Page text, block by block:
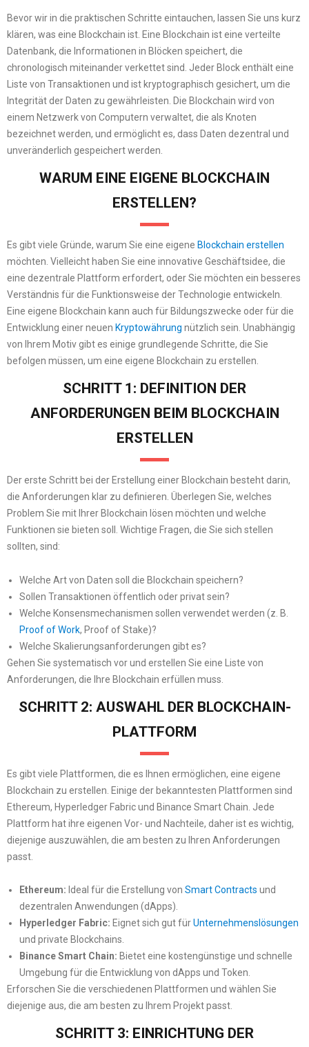
Bevor wir in die praktischen Schritte eintauchen, lassen Sie uns kurz
klären, was eine Blockchain ist. Eine Blockchain ist eine verteilte
Datenbank, die Informationen in Blöcken speichert, die
chronologisch miteinander verkettet sind. Jeder Block enthält eine
Liste von Transaktionen und ist kryptographisch gesichert, um die
Integrität der Daten zu gewährleisten. Die Blockchain wird von
einem Netzwerk von Computern verwaltet, die als Knoten
bezeichnet werden, und ermöglicht es, dass Daten dezentral und
unveränderlich gespeichert werden.
WARUM EINE EIGENE BLOCKCHAIN
ERSTELLEN?
Es gibt viele Gründe, warum Sie eine eigene Blockchain erstellen
möchten. Vielleicht haben Sie eine innovative Geschäftsidee, die
eine dezentrale Plattform erfordert, oder Sie möchten ein besseres
Verständnis für die Funktionsweise der Technologie entwickeln.
Eine eigene Blockchain kann auch für Bildungszwecke oder für die
Entwicklung einer neuen Kryptowährung nützlich sein. Unabhängig
von Ihrem Motiv gibt es einige grundlegende Schritte, die Sie
befolgen müssen, um eine eigene Blockchain zu erstellen.
SCHRITT 1: DEFINITION DER
ANFORDERUNGEN BEIM BLOCKCHAIN
ERSTELLEN
Der erste Schritt bei der Erstellung einer Blockchain besteht darin,
die Anforderungen klar zu definieren. Überlegen Sie, welches
Problem Sie mit Ihrer Blockchain lösen möchten und welche
Funktionen sie bieten soll. Wichtige Fragen, die Sie sich stellen
sollten, sind:
Welche Art von Daten soll die Blockchain speichern?
Sollen Transaktionen öffentlich oder privat sein?
Welche Konsensmechanismen sollen verwendet werden (z. B.
Proof of Work, Proof of Stake)?
Welche Skalierungsanforderungen gibt es?
Gehen Sie systematisch vor und erstellen Sie eine Liste von
Anforderungen, die Ihre Blockchain erfüllen muss.
SCHRITT 2: AUSWAHL DER BLOCKCHAIN-
PLATTFORM
Es gibt viele Plattformen, die es Ihnen ermöglichen, eine eigene
Blockchain zu erstellen. Einige der bekanntesten Plattformen sind
Ethereum, Hyperledger Fabric und Binance Smart Chain. Jede
Plattform hat ihre eigenen Vor- und Nachteile, daher ist es wichtig,
diejenige auszuwählen, die am besten zu Ihren Anforderungen
passt.
Ethereum: Ideal für die Erstellung von Smart Contracts und
dezentralen Anwendungen (dApps).
Hyperledger Fabric: Eignet sich gut fürUnternehmenslösungen
und private Blockchains.
Binance Smart Chain: Bietet eine kostengünstige und schnelle
Umgebung für die Entwicklung von dApps und Token.
Erforschen Sie die verschiedenen Plattformen und wählen Sie
diejenige aus, die am besten zu Ihrem Projekt passt.
SCHRITT 3: EINRICHTUNG DER